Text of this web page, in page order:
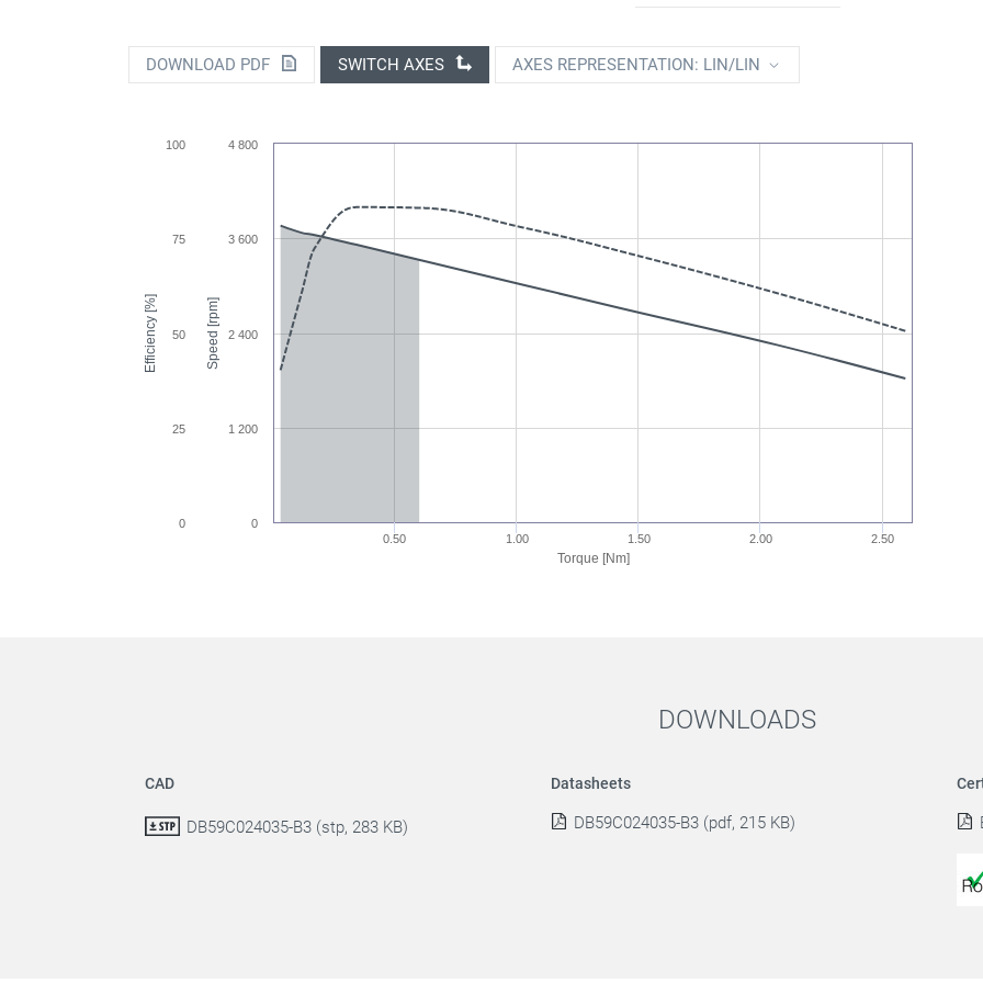
DOWNLOAD PDF SWITCH AXES AXES REPRESENTATION: LIN/LIN
Torque [Nm]
Speed [rpm]
Efficiency [%]
0.50 1.00 1.50 2.00 2.50
0
1 200
2 400
3 600
4 800
0
25
50
75
100
DOWNLOADS
CAD
DB59C024035-B3 (stp, 283 KB)
Datasheets
DB59C024035-B3 (pdf, 215 KB)